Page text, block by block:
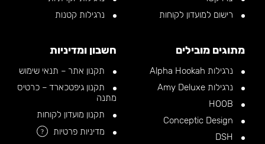
רישום למועדון לקוחות
נרגילות קטנות
מתוגים מובילים
נרגילות Alpha Hookah
נרגילות Amy Deluxe
חשבון ומדיניות
תקנון אתר – תנאי שימוש
תקנון גיפטכארד – כרטיס
מתנה
תקנון מועדון לקוחות
מדיניות פרטיות
?